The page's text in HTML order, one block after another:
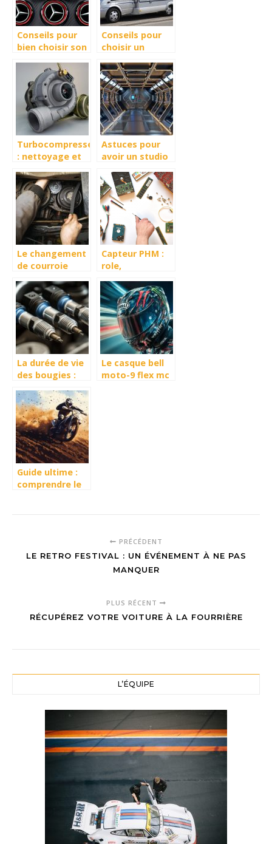
Conseils pour
bien choisir son
Conseils pour
choisir un
Turbocompresseur
: nettoyage et
Astuces pour
avoir un studio
digne
Le changement
de courroie
toutes les
etapes
Capteur PHM :
role,
prix
La durée de vie
des bougies :
changer les
bougies d’un
moteur à
essence selon
votre
kilométrage ?
Le casque bell
moto-9 flex mc
Guide ultime :
comprendre le
PRÉCÉDENT
LE RETRO FESTIVAL : UN ÉVÉNEMENT À NE PAS
MANQUER
PLUS RÉCENT
RÉCUPÉREZ VOTRE VOITURE À LA FOURRIÈRE
L’ÉQUIPE